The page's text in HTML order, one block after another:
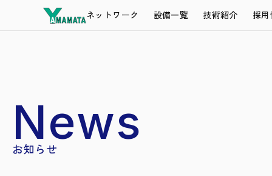
ネットワーク 設備一覧 技術紹介 採
News
お知らせ